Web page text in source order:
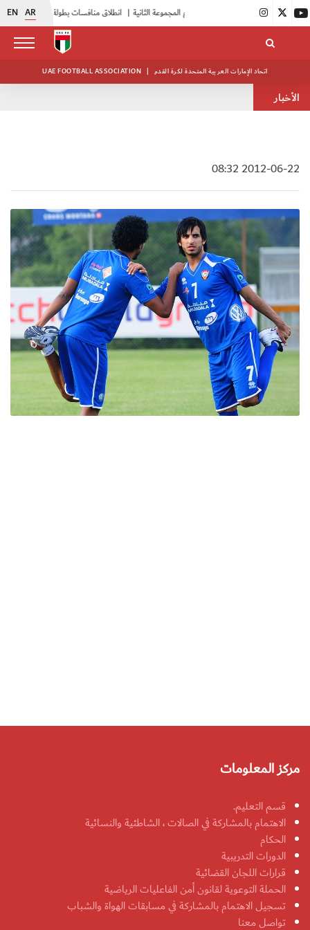
EN AR انطلاق منافسات بطولة النخبة لحرس الرئاسة |
UAE FOOTBALL ASSOCIATION | اتحاد الإمارات العربية المتحدة لكرة القدم
الأخبار
2012-06-22 08:32
مركز المعلومات
قسم التعليم.
الاهتمام بالمشاركة في الصالات ، الشاطئية والنسائية
الحكام
الدورات التدريبية
قرارات اللجان القضائية
الحملة التوعوية لقانون أمن الفاعليات الرياضية
تسجيل الاهتمام بالمشاركة في مسابقات الهواة والشباب
تواصل معنا